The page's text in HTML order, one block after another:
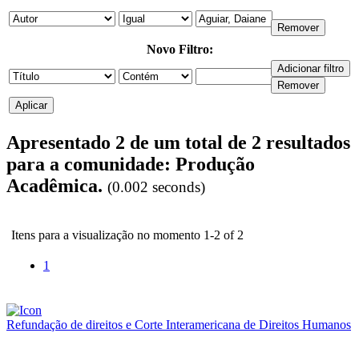
Novo Filtro:
Apresentado 2 de um total de 2 resultados
para a comunidade: Produção
Acadêmica. (0.002 seconds)
Itens para a visualização no momento 1-2 of 2
1
Refundação de direitos e Corte Interamericana de Direitos Humanos